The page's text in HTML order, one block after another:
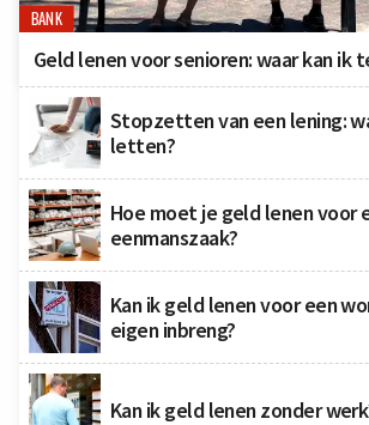
BANK
Geld lenen voor senioren: waar kan ik
Stopzetten van een lening:
letten?
Hoe moet je geld lenen voor
eenmanszaak?
Kan ik geld lenen voor een
eigen inbreng?
Kan ik geld lenen zonder